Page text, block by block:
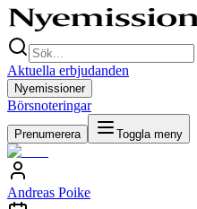
Aktuella erbjudanden
Nyemissioner
Börsnoteringar
Prenumerera Toggla meny
Andreas Poike